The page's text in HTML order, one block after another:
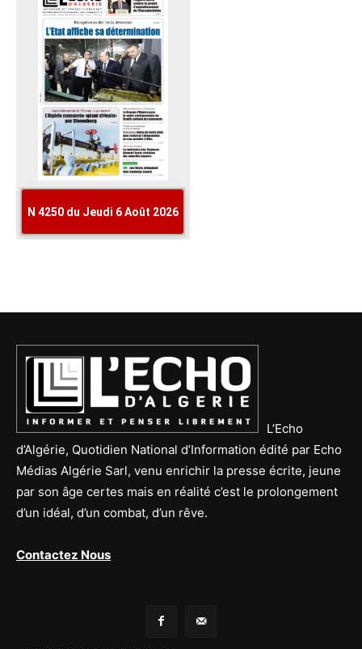
L’Echo
d’Algérie, Quotidien National d’Information édité par Echo
Médias Algérie Sarl, venu enrichir la presse écrite, jeune
par son âge certes mais en réalité c’est le prolongement
d’un idéal, d’un combat, d’un rêve.
Contactez Nous